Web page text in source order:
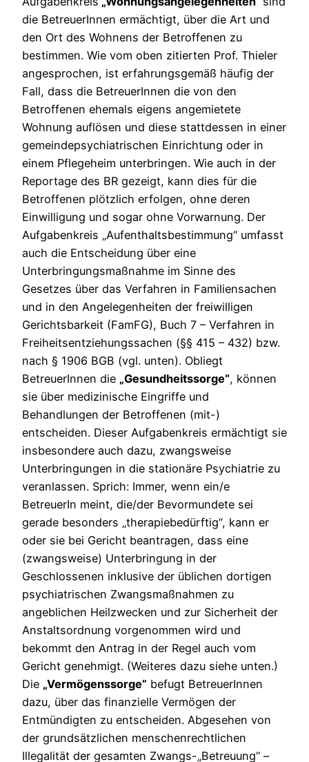
die BetreuerInnen ermächtigt, über die Art und
den Ort des Wohnens der Betroffenen zu
bestimmen. Wie vom oben zitierten Prof. Thieler
angesprochen, ist erfahrungsgemäß häufig der
Fall, dass die BetreuerInnen die von den
Betroffenen ehemals eigens angemietete
Wohnung auflösen und diese stattdessen in einer
gemeindepsychiatrischen Einrichtung oder in
einem Pflegeheim unterbringen. Wie auch in der
Reportage des BR gezeigt, kann dies für die
Betroffenen plötzlich erfolgen, ohne deren
Einwilligung und sogar ohne Vorwarnung. Der
Aufgabenkreis „Aufenthaltsbestimmung“ umfasst
auch die Entscheidung über eine
Unterbringungsmaßnahme im Sinne des
Gesetzes über das Verfahren in Familiensachen
und in den Angelegenheiten der freiwilligen
Gerichtsbarkeit (FamFG), Buch 7 – Verfahren in
Freiheitsentziehungssachen (§§ 415 – 432) bzw.
nach § 1906 BGB (vgl. unten). Obliegt
BetreuerInnen die „Gesundheitssorge“, können
sie über medizinische Eingriffe und
Behandlungen der Betroffenen (mit-)
entscheiden. Dieser Aufgabenkreis ermächtigt sie
insbesondere auch dazu, zwangsweise
Unterbringungen in die stationäre Psychiatrie zu
veranlassen. Sprich: Immer, wenn ein/e
BetreuerIn meint, die/der Bevormundete sei
gerade besonders „therapiebedürftig“, kann er
oder sie bei Gericht beantragen, dass eine
(zwangsweise) Unterbringung in der
Geschlossenen inklusive der üblichen dortigen
psychiatrischen Zwangsmaßnahmen zu
angeblichen Heilzwecken und zur Sicherheit der
Anstaltsordnung vorgenommen wird und
bekommt den Antrag in der Regel auch vom
Gericht genehmigt. (Weiteres dazu siehe unten.)
Die „Vermögenssorge” befugt BetreuerInnen
dazu, über das finanzielle Vermögen der
Entmündigten zu entscheiden. Abgesehen von
der grundsätzlichen menschenrechtlichen
Illegalität der gesamten Zwangs-„Betreuung“ –